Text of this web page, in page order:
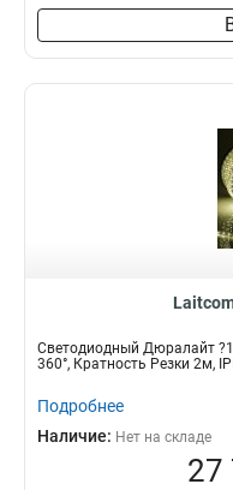
Светодиодный Дюралайт
360°, Кратность Резки 2м,
Подробнее
Наличие: Нет на складе
27